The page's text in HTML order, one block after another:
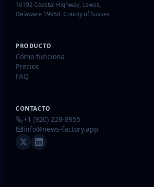
16192 Coastal Highway, Lewes,
Delaware 19958, County of Sussex
PRODUCTO
Cómo funciona
Precios
FAQ
CONTACTO
+1 (920) 228-8955
info@news-factory.app